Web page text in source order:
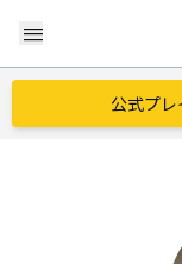
menu
公式プ